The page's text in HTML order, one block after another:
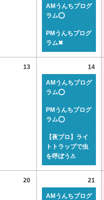
AMうんちプログ
ラム⭕
PMうんちプログ
ラム✖
13 14
AMうんちプログ
ラム⭕
PMうんちプログ
ラム⭕
【夜プロ】ライ
トトラップで虫
を呼ぼう⚠
20 21
AMうんちプログ